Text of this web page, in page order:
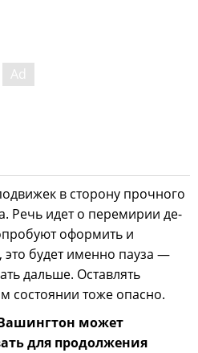
в сторону прочного
Речь идет о перемирии де-
оформить и
это будет именно пауза —
дальше. Оставлять
состоянии тоже опасно.
может
для продолжения